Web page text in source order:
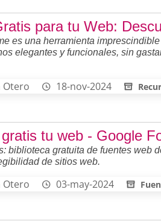
para tu Web:
es una herramienta
elegantes y funcionales, sin
Otero 18-nov-2024
tu web - Google
biblioteca gratuita de fuentes web
de sitios web.
Otero 03-may-2024